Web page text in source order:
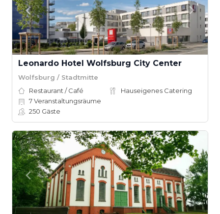
Leonardo Hotel Wolfsburg City Center
Wolfsburg / Stadtmitte
Restaurant / Café
Hauseigenes Catering
7Veranstaltungsräume
250 Gäste